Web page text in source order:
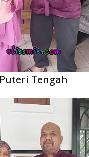
Puteri Tengah